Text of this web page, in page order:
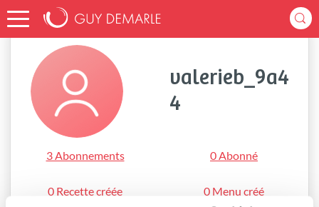
Accueil valerieb_9a44
valerieb_9a4
4
3 Abonnements 0 Abonné
0 Recette créée 0 Menu créé